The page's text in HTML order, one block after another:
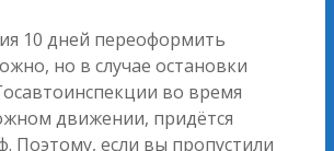
10 дней переоформить
но в случае остановки
во время
движении, придётся
Поэтому, если вы пропустили